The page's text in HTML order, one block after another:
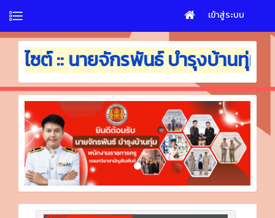
เข้าสู่ระบบ
:: นายจักรพันธ์ บำรุงบ้านทุ่ม ตำแ